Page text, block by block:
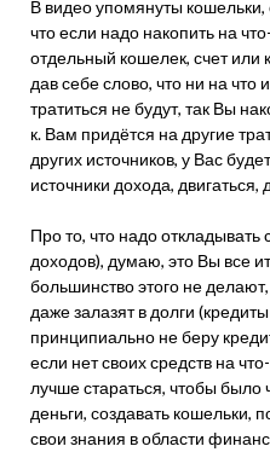
В видео упомянуты кошельки,
что если надо накопить на
отдельный кошелек, счет или
дав себе слово, что ни на что
тратиться не будут, так Вы
к. Вам придётся на другие
других источников, у Вас
источники дохода, двигаться,
Про то, что надо
доходов), думаю, это Вы все
большинство этого не
даже залазят в долги
принципиально не беру
если нет своих средств на
лучше стараться, чтобы было
деньги, создавать кошельки,
свои знания в области